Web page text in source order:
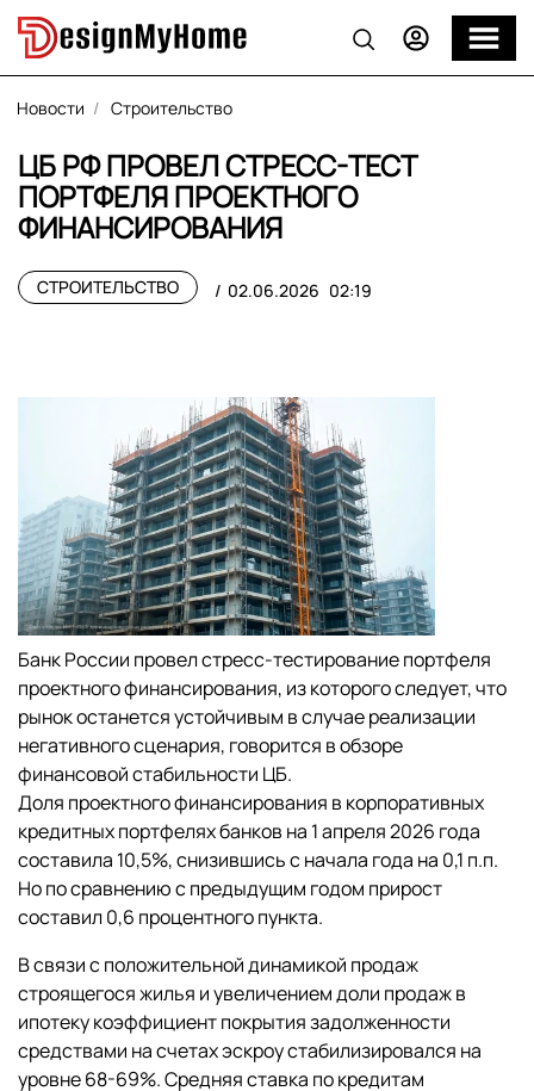
Новости Строительство
ЦБ РФ ПРОВЕЛ СТРЕСС-ТЕСТ
ПОРТФЕЛЯ ПРОЕКТНОГО
ФИНАНСИРОВАНИЯ
СТРОИТЕЛЬСТВО 02.06.2026 02:19
Банк России провел стресс-тестирование портфеля
проектного финансирования, из которого следует, что
рынок останется устойчивым в случае реализации
негативного сценария, говорится в обзоре
финансовой стабильности ЦБ.
Доля проектного финансирования в корпоративных
кредитных портфелях банков на 1 апреля 2026 года
составила 10,5%, снизившись с начала года на 0,1 п.п.
Но по сравнению с предыдущим годом прирост
составил 0,6 процентного пункта.
В связи с положительной динамикой продаж
строящегося жилья и увеличением доли продаж в
ипотеку коэффициент покрытия задолженности
средствами на счетах эскроу стабилизировался на
уровне 68-69%. Средняя ставка по кредитам